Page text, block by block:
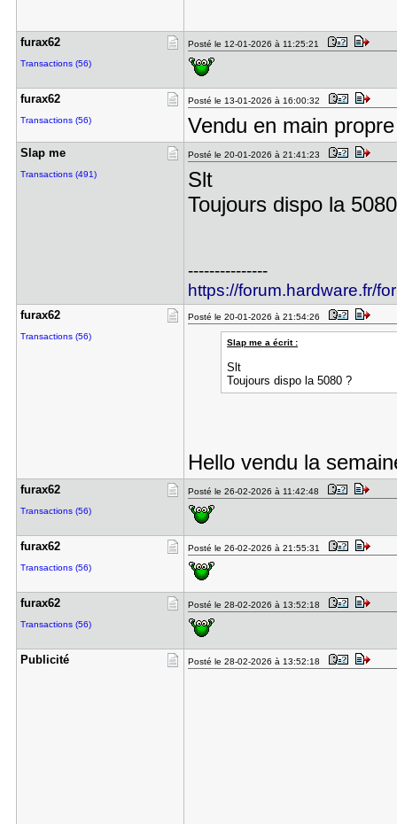
furax62
Transactions (56)
Posté le 12-01-2026 à 11:25:21
furax62
Transactions (56)
Posté le 13-01-2026 à 16:00:32
Vendu en main propre
Slap me
Transactions (491)
Posté le 20-01-2026 à 21:41:23
Slt
Toujours dispo la
---------------
https://forum.hardware.fr/
furax62
Transactions (56)
Posté le 20-01-2026 à 21:54:26
Slap me a écrit :
Slt
Toujours dispo la 5080 ?
Hello vendu la
furax62
Transactions (56)
Posté le 26-02-2026 à 11:42:48
furax62
Transactions (56)
Posté le 26-02-2026 à 21:55:31
furax62
Transactions (56)
Posté le 28-02-2026 à 13:52:18
Publicité Posté le 28-02-2026 à 13:52:18